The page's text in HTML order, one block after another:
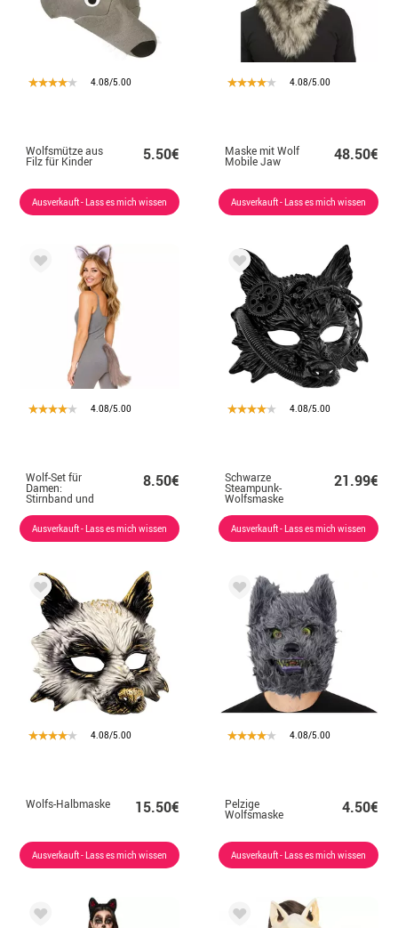
4.08/5.00
Wolfsmütze aus
Filz für Kinder 5.50€
Ausverkauft - Lass es mich wissen
4.08/5.00
Maske mit Wolf
Mobile Jaw 48.50€
Ausverkauft - Lass es mich wissen
4.08/5.00
Wolf-Set für
Damen:
Stirnband und
8.50€
Ausverkauft - Lass es mich wissen
4.08/5.00
Schwarze
Steampunk-
Wolfsmaske
21.99€
Ausverkauft - Lass es mich wissen
4.08/5.00
Wolfs-Halbmaske 15.50€
Ausverkauft - Lass es mich wissen
4.08/5.00
Pelzige
Wolfsmaske 4.50€
Ausverkauft - Lass es mich wissen